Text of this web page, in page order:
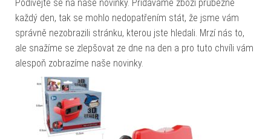
Podívejte se na naše novinky. Přidáváme zboží průběžně
každý den, tak se mohlo nedopatřením stát, že jsme vám
správně nezobrazili stránku, kterou jste hledali. Mrzí nás to,
ale snažíme se zlepšovat ze dne na den a pro tuto chvíli vám
alespoň zobrazíme naše novinky.